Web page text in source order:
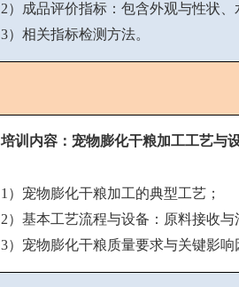
2）成品评价指标：包含外观与性状
3）相关指标检测方法。
培训内容：宠物膨化干粮加工工艺与
1）宠物膨化干粮加工的典型工艺；
2）基本工艺流程与设备：原料接收
3）宠物膨化干粮质量要求与关键影